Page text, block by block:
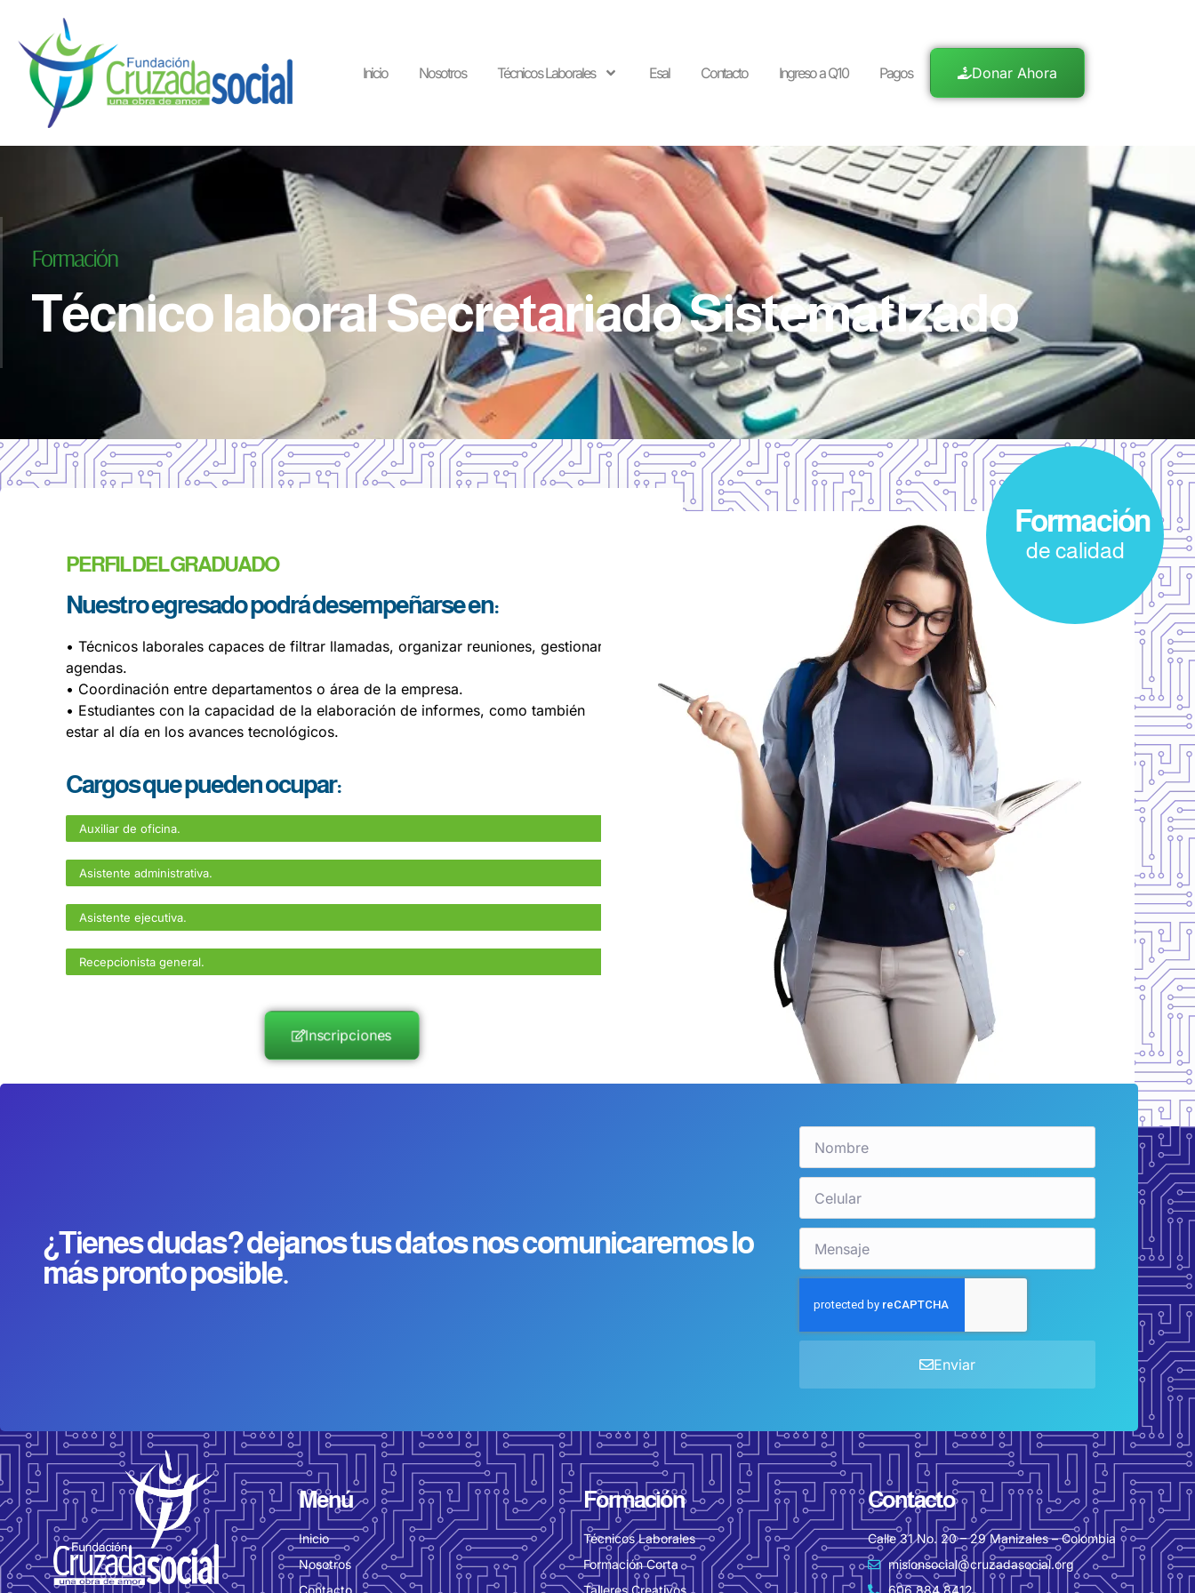
Inicio Nosotros Técnicos Laborales Esal Contacto Ingreso a Q10 Pagos Donar Ahora
Formación
Técnico laboral Secretariado Sistematizado
PERFIL DEL GRADUADO
Nuestro egresado podrá desempeñarse en:
• Técnicos laborales capaces de filtrar llamadas, organizar reuniones, gestionar
agendas.
• Coordinación entre departamentos o área de la empresa.
• Estudiantes con la capacidad de la elaboración de informes, como también
estar al día en los avances tecnológicos.
Cargos que pueden ocupar:
Auxiliar de oficina.
Asistente administrativa.
Asistente ejecutiva.
Recepcionista general.
Inscripciones
Formación
de calidad
¿Tienes dudas? dejanos tus datos nos comunicaremos lo
más pronto posible.
Enviar
Menú
Inicio
Nosotros
Formación
Técnicos Laborales
Formación Corta
Contacto
Calle 31 No. 20 – 29 Manizales – Colombia
misionsocial@cruzadasocial.org